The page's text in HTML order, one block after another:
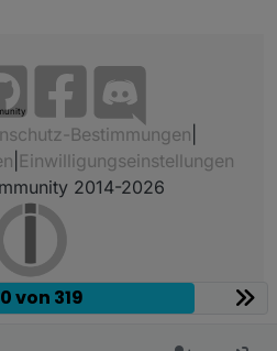
Bestimmungen
Einwilligungseinstellungen
2014-2026
von 319